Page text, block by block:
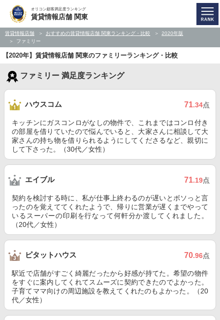
オリコン顧客満足度ランキング
賃貸情報店舗 関東
賃貸情報店舗 おすすめの賃貸情報店舗 関東ランキング・比較
2020年版
ファミリー
【2020年】賃貸情報店舗 関東のファミリーランキング・比較
ファミリー 満足度ランキング
ハウスコム 71.34点
キッチンにガスコンロがなしの物件で、これまではコンロ付き
の部屋を借りていたので悩んでいると、大家さんに相談して大
家さんの持ち物を借りられるようにしてくださるなど、親切に
して下さった。（30代／女性）
エイブル 71.19点
契約を検討する時に、私が仕事上終わるのが遅いとボソっと言
ったのを覚えててくれたようで、帰りに営業が遅くまでやって
いるスーパーの印刷を行なって何軒分か渡してくれました。
（20代／女性）
ピタットハウス 70.96点
駅近で店舗がすごく綺麗だったから好感が持てた。希望の物件
をすぐに案内してくれてスムーズに契約できたのでよかった。
子育てママ向けの周辺施設を教えてくれたのもよかった。（20
代／女性）